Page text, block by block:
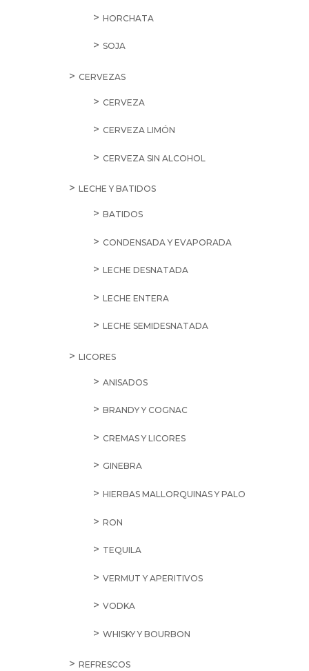
HORCHATA
SOJA
CERVEZAS
CERVEZA
CERVEZA LIMÓN
CERVEZA SIN ALCOHOL
LECHE Y BATIDOS
BATIDOS
CONDENSADA Y EVAPORADA
LECHE DESNATADA
LECHE ENTERA
LECHE SEMIDESNATADA
LICORES
ANISADOS
BRANDY Y COGNAC
CREMAS Y LICORES
GINEBRA
HIERBAS MALLORQUINAS Y PALO
RON
TEQUILA
VERMUT Y APERITIVOS
VODKA
WHISKY Y BOURBON
REFRESCOS